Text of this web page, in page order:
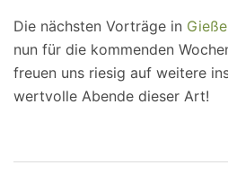
Die nächsten Vorträge in
nun für die kommenden
freuen uns riesig auf weitere
wertvolle Abende dieser Art!